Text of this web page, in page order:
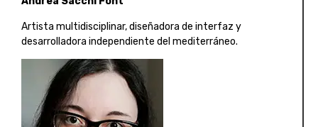
Artista multidisciplinar, diseñadora de interfaz y
desarrolladora independiente del mediterráneo.